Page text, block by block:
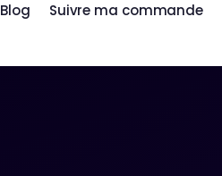
Blog Suivre ma commande